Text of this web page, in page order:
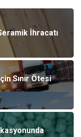
İhracatı
Sınır Ötesi